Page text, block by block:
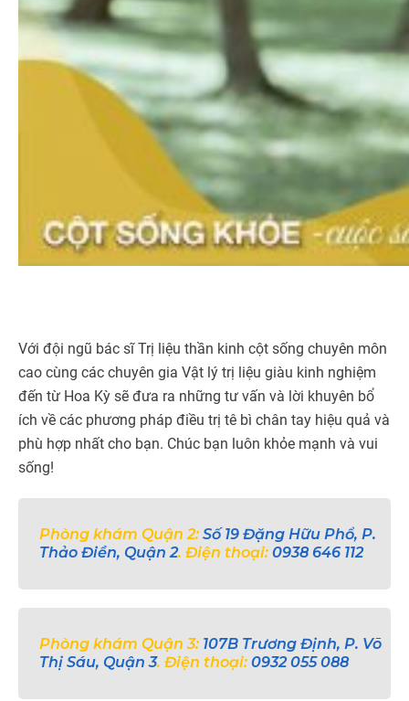
Với đội ngũ bác sĩ Trị liệu thần kinh cột sống chuyên môn
cao cùng các chuyên gia Vật lý trị liệu giàu kinh nghiệm
đến từ Hoa Kỳ sẽ đưa ra những tư vấn và lời khuyên bổ
ích về các phương pháp điều trị tê bì chân tay hiệu quả và
phù hợp nhất cho bạn. Chúc bạn luôn khỏe mạnh và vui
sống!
Phòng khám Quận 2: Số 19 Đặng Hữu Phổ, P.
Thảo Điền, Quận 2. Điện thoại: 0938 646 112
Phòng khám Quận 3: 107B Trương Định, P. Võ
Thị Sáu, Quận 3. Điện thoại: 0932 055 088